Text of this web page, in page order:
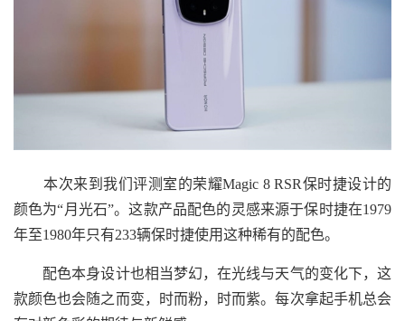
本次来到我们评测室的荣耀Magic 8 RSR保时捷设计的
颜色为“月光石”。这款产品配色的灵感来源于保时捷在1979
年至1980年只有233辆保时捷使用这种稀有的配色。
配色本身设计也相当梦幻，在光线与天气的变化下，这
款颜色也会随之而变，时而粉，时而紫。每次拿起手机总会